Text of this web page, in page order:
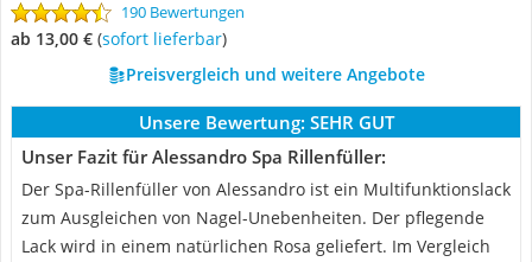
190 Bewertungen
ab 13,00 € ( Sofort lieferbar)
Preisvergleich und weitere Angebote
Unsere Bewertung: SEHR GUT
Unser Fazit für Alessandro Spa Rillenfüller:
Der Spa-Rillenfüller von Alessandro ist ein Multifunktionslack
zum Ausgleichen von Nagel-Unebenheiten. Der pflegende
Lack wird in einem natürlichen Rosa geliefert. Im Vergleich